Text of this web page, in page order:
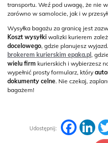
transportu. Weź pod uwagę, że nie
zarówno w samolocie, jak i w
Wysyłka bagażu za granicę jest
Koszt wysyłki walizki kurierem
docelowego, gdzie planujesz wyjazd.
brokerem kurierskim epaka.pl ,
wielu firm kurierskich i wybierzesz
wypełnić prosty formularz, który
dokumenty celne. Nie czekaj,
bagażem!
Udostępnij:
Facebook